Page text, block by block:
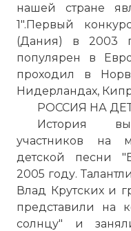
нашей стране
1".Первый
(Дания) в 2003
популярен в
проходил в
Нидерландах,
РОССИЯ НА
История
участников на
детской песни
2005 году.
Влад Крутских и
представили на
солнцу" и